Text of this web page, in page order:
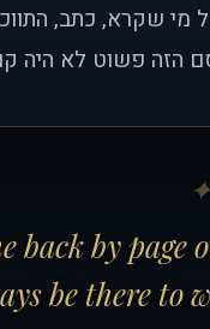
מי שקרא, כתב,
הזה פשוט לא היה
back by
be there to